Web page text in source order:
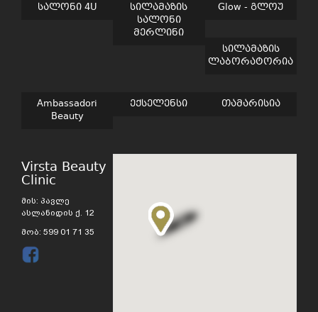
სალონი 4U
სილამაზის
სალონი
მერლინი
Glow - გლოუ
სილამაზის
ლაბორატორია
Ambassadori
Beauty
ექსელენსი თამარისია
Virsta Beauty
Clinic
მის: პავლე
ასლანიდის ქ. 12
მობ: 599 01 71 35